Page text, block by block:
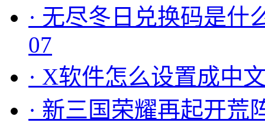
· 无尽冬日兑换码是什
07
· X软件怎么设置成中
· 新三国荣耀再起开荒